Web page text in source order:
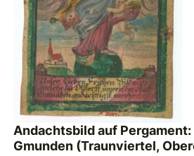
Andachtsbild auf
Gmunden (Traunviertel,